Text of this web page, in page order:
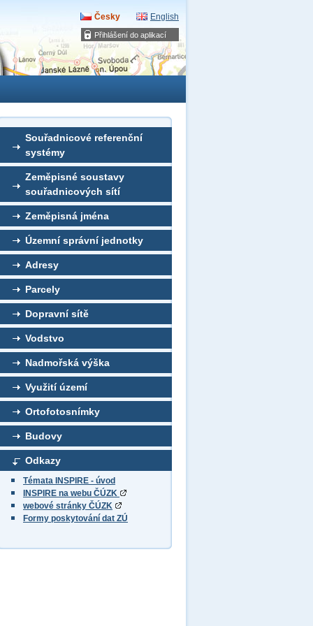
Přihlášení do aplikací
Česky English
Souřadnicové referenční
systémy
Zeměpisné soustavy
souřadnicových sítí
Zeměpisná jména
Územní správní jednotky
Adresy
Parcely
Dopravní sítě
Vodstvo
Nadmořská výška
Využití území
Ortofotosnímky
Budovy
Odkazy
Témata INSPIRE - úvod
INSPIRE na webu ČÚZK
webové stránky ČÚZK
Formy poskytování dat ZÚ